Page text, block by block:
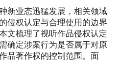
业态迅猛发展，相关领域
侵权认定与合理使用的边界
文梳理了视听作品侵权认定
确定涉案行为是否属于对原
品著作权的控制范围。面